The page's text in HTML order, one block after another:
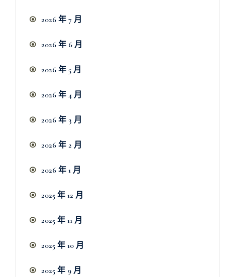
2026 年 7 月
2026 年 6 月
2026 年 5 月
2026 年 4 月
2026 年 3 月
2026 年 2 月
2026 年 1 月
2025 年 12 月
2025 年 11 月
2025 年 10 月
2025 年 9 月